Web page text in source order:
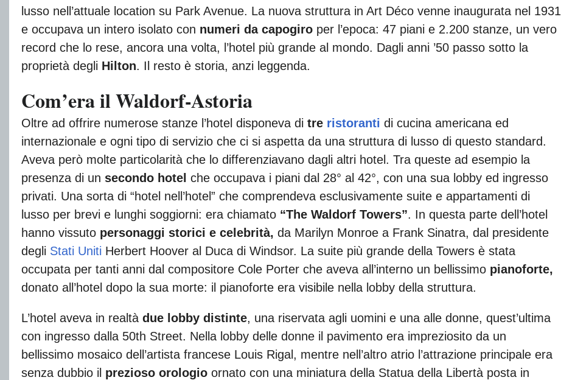
lusso nell’attuale location su Park Avenue. La nuova struttura in Art Déco venne inaugurata nel 1931
e occupava un intero isolato con numeri da capogiro per l’epoca: 47 piani e 2.200 stanze, un vero
record che lo rese, ancora una volta, l’hotel più grande al mondo. Dagli anni ’50 passo sotto la
proprietà degli Hilton. Il resto è storia, anzi leggenda.
Com’era il Waldorf-Astoria
Oltre ad offrire numerose stanze l’hotel disponeva di tre ristoranti di cucina americana ed
internazionale e ogni tipo di servizio che ci si aspetta da una struttura di lusso di questo standard.
Aveva però molte particolarità che lo differenziavano dagli altri hotel. Tra queste ad esempio la
presenza di un secondo hotel che occupava i piani dal 28° al 42°, con una sua lobby ed ingresso
privati. Una sorta di “hotel nell’hotel” che comprendeva esclusivamente suite e appartamenti di
lusso per brevi e lunghi soggiorni: era chiamato “The Waldorf Towers”. In questa parte dell’hotel
hanno vissuto personaggi storici e celebrità, da Marilyn Monroe a Frank Sinatra, dal presidente
degli Stati Uniti Herbert Hoover al Duca di Windsor. La suite più grande della Towers è stata
occupata per tanti anni dal compositore Cole Porter che aveva all’interno un bellissimo pianoforte,
donato all’hotel dopo la sua morte: il pianoforte era visibile nella lobby della struttura.
L’hotel aveva in realtà due lobby distinte, una riservata agli uomini e una alle donne, quest’ultima
con ingresso dalla 50th Street. Nella lobby delle donne il pavimento era impreziosito da un
bellissimo mosaico dell’artista francese Louis Rigal, mentre nell’altro atrio l’attrazione principale era
senza dubbio il prezioso orologio ornato con una miniatura della Statua della Libertà posta in